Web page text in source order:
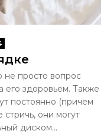
не просто вопрос
его здоровьем. Также
постоянно (причем
стричь, они могут
диском...